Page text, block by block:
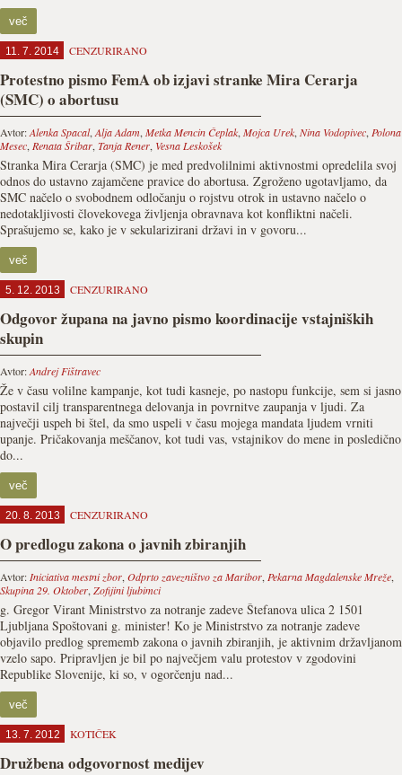
več
11. 7. 2014 CENZURIRANO
Protestno pismo FemA ob izjavi stranke Mira Cerarja
(SMC) o abortusu
Avtor:Alenka Spacal, Alja Adam, Metka Mencin Čeplak, Mojca Urek, Nina Vodopivec, Polona
Mesec, Renata Šribar, Tanja Rener, Vesna Leskošek
Stranka Mira Cerarja (SMC) je med predvolilnimi aktivnostmi opredelila svoj
odnos do ustavno zajamčene pravice do abortusa. Zgroženo ugotavljamo, da
SMC načelo o svobodnem odločanju o rojstvu otrok in ustavno načelo o
nedotakljivosti človekovega življenja obravnava kot konfliktni načeli.
Sprašujemo se, kako je v sekularizirani državi in v govoru...
več
5. 12. 2013 CENZURIRANO
Odgovor župana na javno pismo koordinacije vstajniških
skupin
Avtor:Andrej Fištravec
Že v času volilne kampanje, kot tudi kasneje, po nastopu funkcije, sem si jasno
postavil cilj transparentnega delovanja in povrnitve zaupanja v ljudi. Za
največji uspeh bi štel, da smo uspeli v času mojega mandata ljudem vrniti
upanje. Pričakovanja meščanov, kot tudi vas, vstajnikov do mene in posledično
do...
več
20. 8. 2013 CENZURIRANO
O predlogu zakona o javnih zbiranjih
Avtor: Iniciativa mestni zbor, Odprto zavezništvo za Maribor, Pekarna Magdalenske Mreže,
Skupina 29. Oktober, Zofijini ljubimci
g. Gregor Virant Ministrstvo za notranje zadeve Štefanova ulica 2 1501
Ljubljana Spoštovani g. minister! Ko je Ministrstvo za notranje zadeve
objavilo predlog sprememb zakona o javnih zbiranjih, je aktivnim državljanom
vzelo sapo. Pripravljen je bil po največjem valu protestov v zgodovini
Republike Slovenije, ki so, v ogorčenju nad...
več
13. 7. 2012 KOTIČEK
Družbena odgovornost medijev